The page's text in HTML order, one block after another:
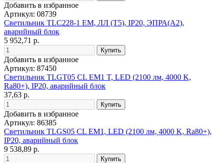
Добавить в избранное
Артикул: 08739
Светильник TLC228-1 EM, ЛЛ (T5), IP20, ЭПРА(A2),
аварийный блок
5 952,71 р.
Добавить в избранное
Артикул: 87450
Светильник TLGT05 CL EM1 T, LED (2100 лм, 4000 K,
Ra80+), IP20, аварийный блок
37,63 р.
Добавить в избранное
Артикул: 86385
Светильник TLGS05 CL EM1, LED (2100 лм, 4000 K, Ra80+),
IP20, аварийный блок
9 538,89 р.